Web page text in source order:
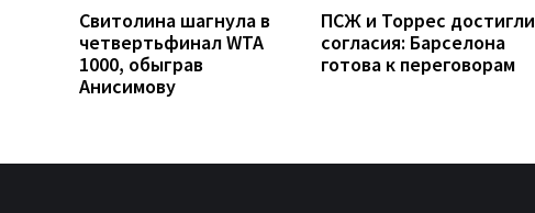
Свитолина шагнула в
четвертьфинал WTA
1000, обыграв
Анисимову
ПСЖ и Торрес достигли
согласия: Барселона
готова к переговорам